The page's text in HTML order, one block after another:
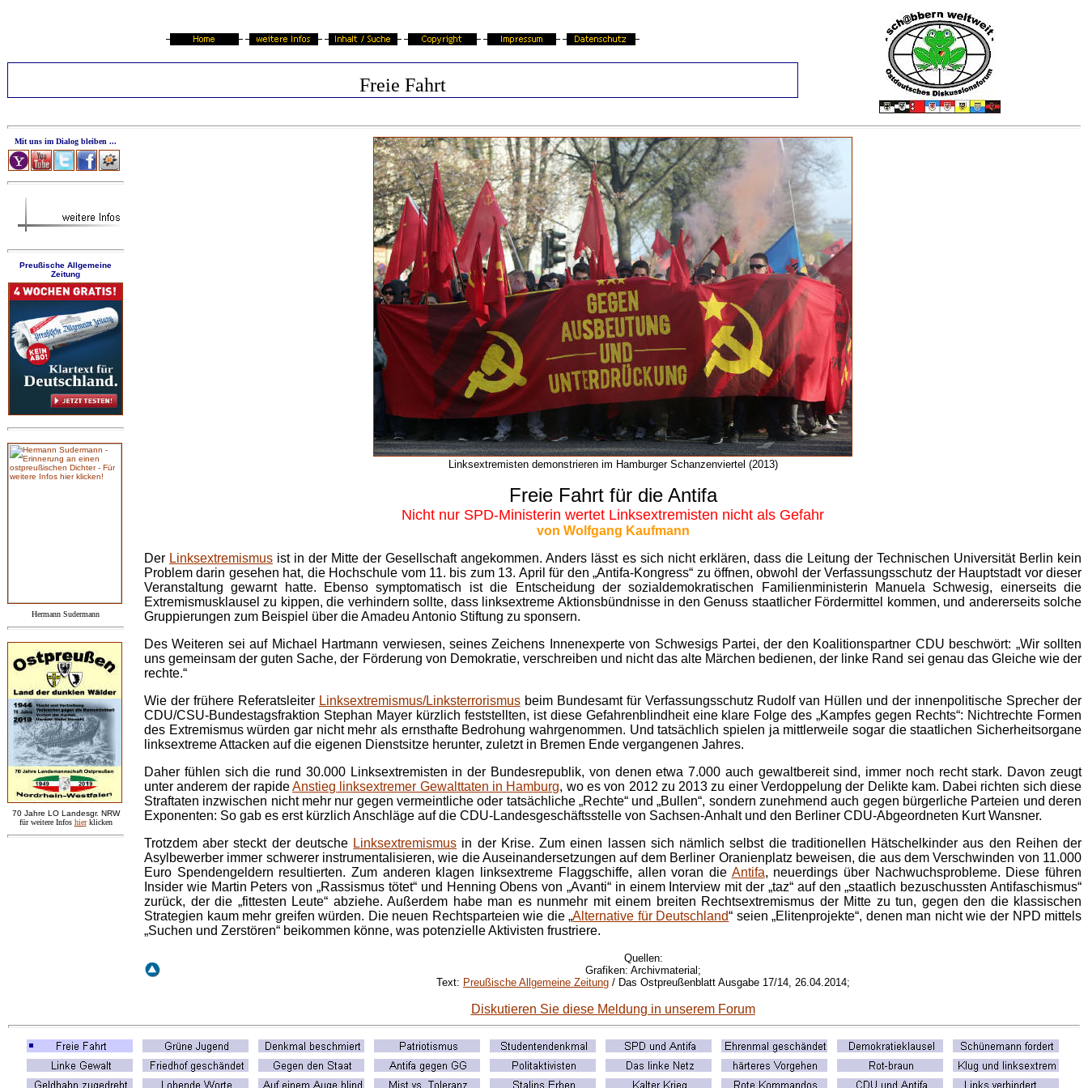
Freie Fahrt
Mit uns im Dialog bleiben ...
Preußische Allgemeine
Zeitung
Hermann Sudermann
70 Jahre LO Landesgr. NRW
für weitere Infos hier klicken
Linksextremisten demonstrieren im Hamburger Schanzenviertel (2013)
Freie Fahrt für die Antifa
Nicht nur SPD-Ministerin wertet Linksextremisten nicht als Gefahr
von Wolfgang Kaufmann
Der Linksextremismus ist in der Mitte der Gesellschaft angekommen. Anders lässt es sich nicht erklären, dass die Leitung der Technischen Universität Berlin kein
Problem darin gesehen hat, die Hochschule vom 11. bis zum 13. April für den „Antifa-Kongress“ zu öffnen, obwohl der Verfassungsschutz der Hauptstadt vor dieser
Veranstaltung gewarnt hatte. Ebenso symptomatisch ist die Entscheidung der sozialdemokratischen Familienministerin Manuela Schwesig, einerseits die
Extremismusklausel zu kippen, die verhindern sollte, dass linksextreme Aktionsbündnisse in den Genuss staatlicher Fördermittel kommen, und andererseits solche
Gruppierungen zum Beispiel über die Amadeu Antonio Stiftung zu sponsern.
Des Weiteren sei auf Michael Hartmann verwiesen, seines Zeichens Innenexperte von Schwesigs Partei, der den Koalitionspartner CDU beschwört: „Wir sollten
uns gemeinsam der guten Sache, der Förderung von Demokratie, verschreiben und nicht das alte Märchen bedienen, der linke Rand sei genau das Gleiche wie der
rechte.“
Wie der frühere Referatsleiter Linksextremismus/Linksterrorismusbeim Bundesamt für Verfassungsschutz Rudolf van Hüllen und der innenpolitische Sprecher der
CDU/CSU-Bundestagsfraktion Stephan Mayer kürzlich feststellten, ist diese Gefahrenblindheit eine klare Folge des „Kampfes gegen Rechts“: Nichtrechte Formen
des Extremismus würden gar nicht mehr als ernsthafte Bedrohung wahrgenommen. Und tatsächlich spielen ja mittlerweile sogar die staatlichen Sicherheitsorgane
linksextreme Attacken auf die eigenen Dienstsitze herunter, zuletzt in Bremen Ende vergangenen Jahres.
Daher fühlen sich die rund 30.000 Linksextremisten in der Bundesrepublik, von denen etwa 7.000 auch gewaltbereit sind, immer noch recht stark. Davon zeugt
unter anderem der rapideAnstieg linksextremer Gewalttaten in Hamburg, wo es von 2012 zu 2013 zu einer Verdoppelung der Delikte kam. Dabei richten sich diese
Straftaten inzwischen nicht mehr nur gegen vermeintliche oder tatsächliche „Rechte“ und „Bullen“, sondern zunehmend auch gegen bürgerliche Parteien und deren
Exponenten: So gab es erst kürzlich Anschläge auf die CDU-Landesgeschäftsstelle von Sachsen-Anhalt und den Berliner CDU-Abgeordneten Kurt Wansner.
Trotzdem aber steckt der deutsche Linksextremismus in der Krise. Zum einen lassen sich nämlich selbst die traditionellen Hätschelkinder aus den Reihen der
Asylbewerber immer schwerer instrumentalisieren, wie die Auseinandersetzungen auf dem Berliner Oranienplatz beweisen, die aus dem Verschwinden von 11.000
Euro Spendengeldern resultierten. Zum anderen klagen linksextreme Flaggschiffe, allen voran die Antifa, neuerdings über Nachwuchsprobleme. Diese führen
Insider wie Martin Peters von „Rassismus tötet“ und Henning Obens von „Avanti“ in einem Interview mit der „taz“ auf den „staatlich bezuschussten Antifaschismus“
zurück, der die „fittesten Leute“ abziehe. Außerdem habe man es nunmehr mit einem breiten Rechtsextremismus der Mitte zu tun, gegen den die klassischen
Strategien kaum mehr greifen würden. Die neuen Rechtsparteien wie die „Alternative für Deutschland“ seien „Elitenprojekte“, denen man nicht wie der NPD mittels
„Suchen und Zerstören“ beikommen könne, was potenzielle Aktivisten frustriere.
Quellen:
Grafiken: Archivmaterial;
Text: Preußische Allgemeine Zeitung / Das Ostpreußenblatt Ausgabe 17/14, 26.04.2014;
Diskutieren Sie diese Meldung in unserem Forum